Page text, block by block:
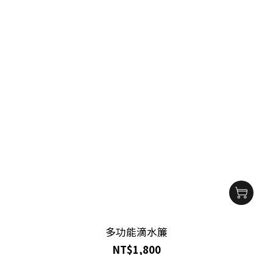
多功能滴水簾
NT$1,800